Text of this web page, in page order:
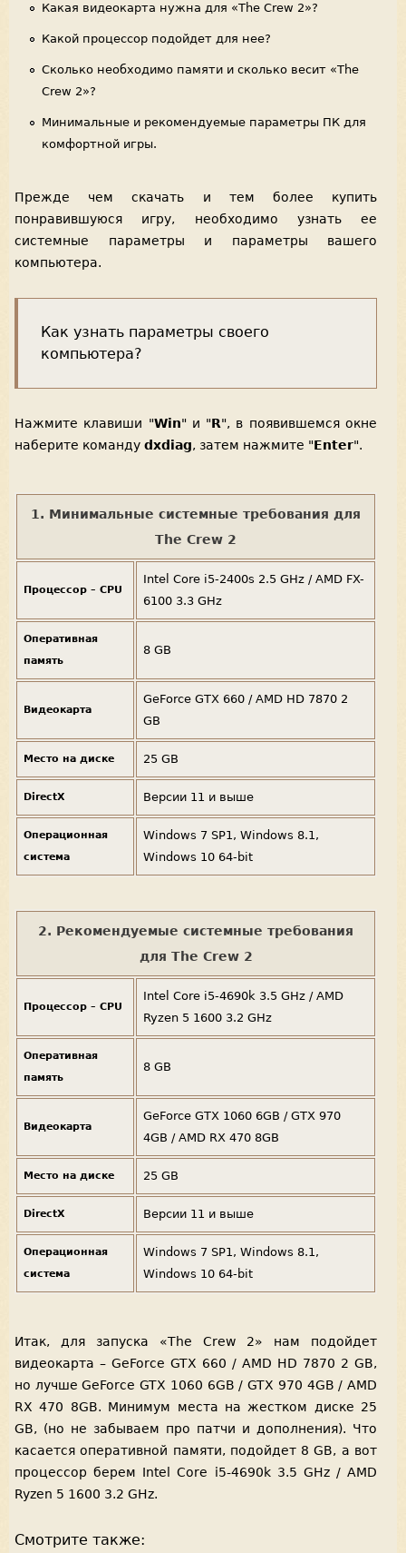
Какая видеокарта нужна для «The Crew 2»?
Какой процессор подойдет для нее?
Сколько необходимо памяти и сколько весит «The
Crew 2»?
Минимальные и рекомендуемые параметры ПК для
комфортной игры.
Прежде чем скачать и тем более купить
понравившуюся игру, необходимо узнать ее
системные параметры и параметры вашего
компьютера.
Как узнать параметры своего
компьютера?
Нажмите клавиши "Win" и "R", в появившемся окне
наберите команду dxdiag, затем нажмите "Enter".
1. Минимальные системные требования для
The Crew 2
Процессор – CPU
Intel Core i5-2400s 2.5 GHz / AMD FX-
6100 3.3 GHz
Оперативная
память
8 GB
Видеокарта
GeForce GTX 660 / AMD HD 7870 2
GB
Место на диске 25 GB
DirectX Версии 11 и выше
Операционная
система
Windows 7 SP1, Windows 8.1,
Windows 10 64-bit
2. Рекомендуемые системные требования
для The Crew 2
Процессор – CPU
Intel Core i5-4690k 3.5 GHz / AMD
Ryzen 5 1600 3.2 GHz
Оперативная
память
8 GB
Видеокарта
GeForce GTX 1060 6GB / GTX 970
4GB / AMD RX 470 8GB
Место на диске 25 GB
DirectX Версии 11 и выше
Операционная
система
Windows 7 SP1, Windows 8.1,
Windows 10 64-bit
Итак, для запуска «The Crew 2» нам подойдет
видеокарта – GeForce GTX 660 / AMD HD 7870 2 GB,
но лучше GeForce GTX 1060 6GB / GTX 970 4GB / AMD
RX 470 8GB. Минимум места на жестком диске 25
GB, (но не забываем про патчи и дополнения). Что
касается оперативной памяти, подойдет 8 GB, а вот
процессор берем Intel Core i5-4690k 3.5 GHz / AMD
Ryzen 5 1600 3.2 GHz.
Смотрите также: